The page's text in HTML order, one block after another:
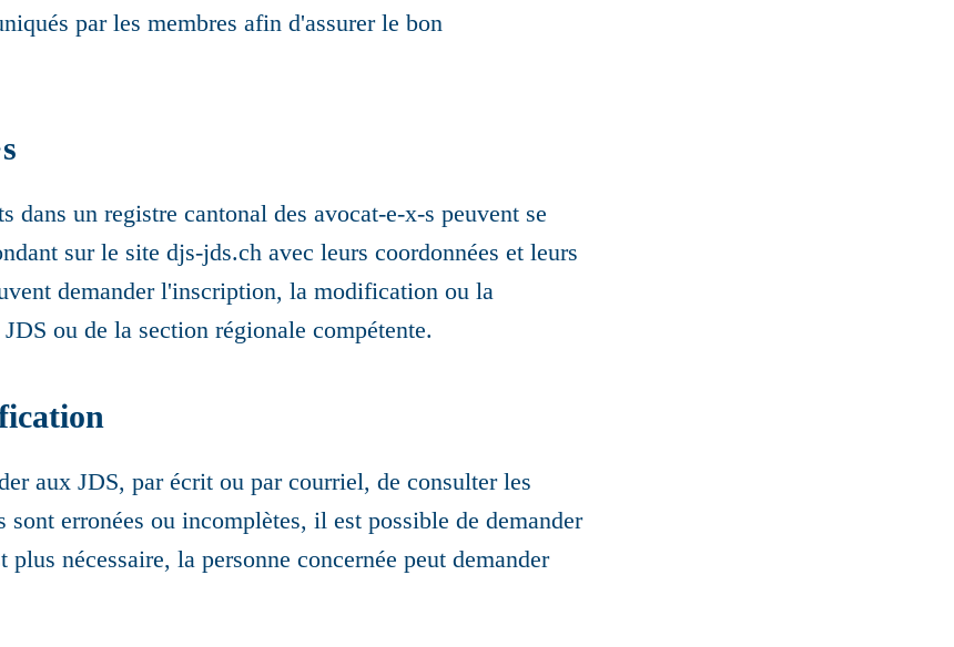
par les membres afin d'assurer le bon
s
dans un registre cantonal des avocat-e-x-s peuvent se
sur le site djs-jds.ch avec leurs coordonnées et leurs
demander l'inscription, la modification ou la
ou de la section régionale compétente.
aux JDS, par écrit ou par courriel, de consulter les
sont erronées ou incomplètes, il est possible de demander
nécessaire, la personne concernée peut demander